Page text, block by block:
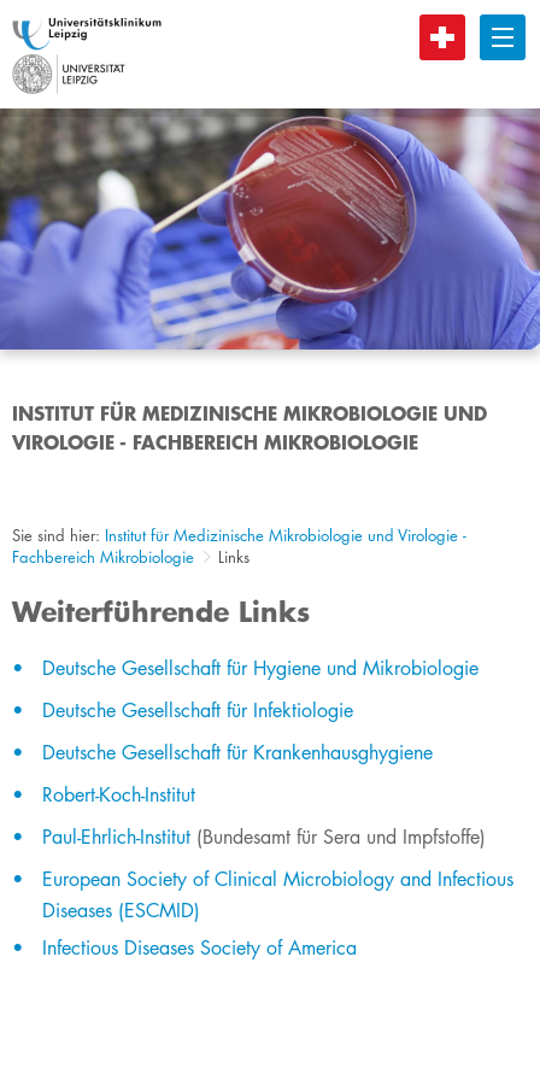
B
INSTITUT FÜR MEDIZINISCHE MIKROBIOLOGIE UND
VIROLOGIE - FACHBEREICH MIKROBIOLOGIE
Sie sind hier: Institut für Medizinische Mikrobiologie und Virologie -
Fachbereich Mikrobiologie
Links
Weiterführende Links
Deutsche Gesellschaft für Hygiene und Mikrobiologie
Deutsche Gesellschaft für Infektiologie
Deutsche Gesellschaft für Krankenhausghygiene
Robert-Koch-Institut
Paul-Ehrlich-Institut (Bundesamt für Sera und Impfstoffe)
European Society of Clinical Microbiology and Infectious
Diseases (ESCMID)
Infectious Diseases Society of America